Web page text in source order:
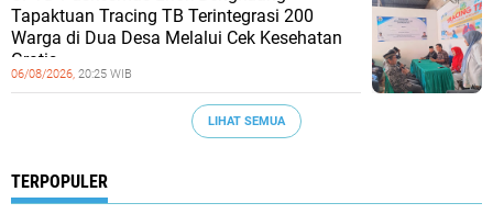
Tapaktuan ‎Tracing TB Terintegrasi 200
Warga di Dua Desa Melalui Cek Kesehatan
Gratis
06/08/2026, 20:25 WIB
LIHAT SEMUA
TERPOPULER